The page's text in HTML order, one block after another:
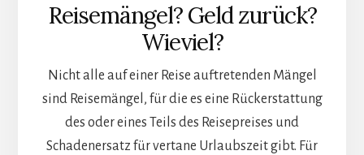
Reisemängel? Geld zurück?
Wieviel?
Nicht alle auf einer Reise auftretenden Mängel
sind Reisemängel, für die es eine Rückerstattung
des oder eines Teils des Reisepreises und
Schadenersatz für vertane Urlaubszeit gibt. Für